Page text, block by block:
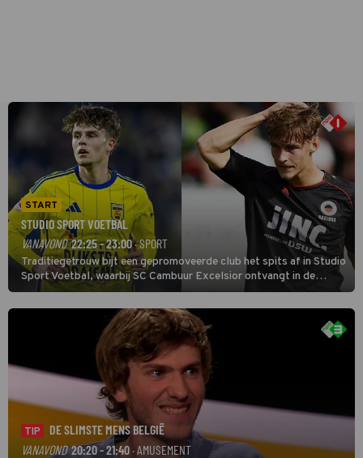
START
STUDIO SPORT VOETBAL
VANAVOND 22:25 - 23:00· SPORT
Traditiegetrouw bijt een gepromoveerde club het spits af in Studio
Sport Voetbal, waarbij SC Cambuur Excelsior ontvangt in de
eerste wedstrijd van het nieuwe Eredivisieseizoen. De nieuwe
oefenmeester is Johan Plat en hij wil aanvallend voetballen.
TIP
DE SLIMSTE MENS BELGIË
VANAVOND 20:20 - 21:40· AMUSEMENT